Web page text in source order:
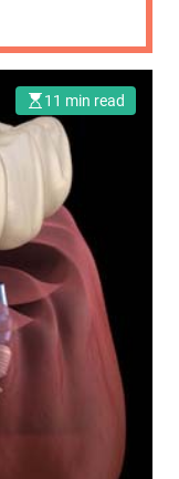
11 min read